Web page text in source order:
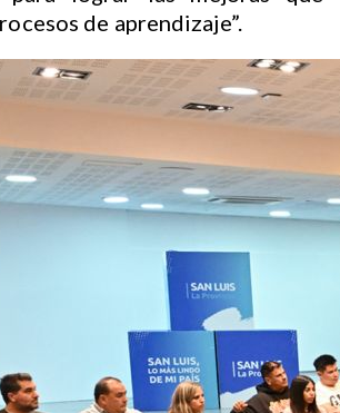
de aprendizaje”.